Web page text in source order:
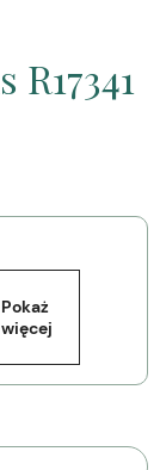
Pokaż
więcej